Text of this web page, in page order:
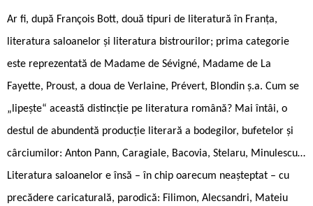
Ar fi, după François Bott, două tipuri de literatură în Franța,
literatura saloanelor și literatura bistrourilor; prima categorie
este reprezentată de Madame de Sévigné, Madame de La
Fayette, Proust, a doua de Verlaine, Prévert, Blondin ș.a. Cum se
„lipește“ această distincție pe literatura română? Mai întâi, o
destul de abundentă producție literară a bodegilor, bufetelor și
cârciumilor: Anton Pann, Caragiale, Bacovia, Stelaru, Minulescu…
Literatura saloanelor e însă – în chip oarecum neașteptat – cu
precădere caricaturală, parodică: Filimon, Alecsandri, Mateiu